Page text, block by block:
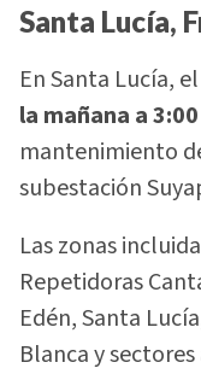
Santa Lucía,
En Santa Lucía,
la mañana a
mantenimiento
subestación
Las zonas
Repetidoras
Edén, Santa
Blanca y